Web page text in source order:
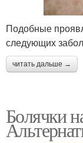
Подобные
следующих
читать дальше →
Болячки